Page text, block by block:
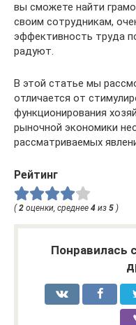
вы сможете найти
своим сотрудникам,
эффективность труда
радуют.
В этой статье мы
отличается от
функционирования
рыночной экономики
рассматриваемых
Рейтинг
( 2 оценки, среднее 4 из 5 )
Понравилась